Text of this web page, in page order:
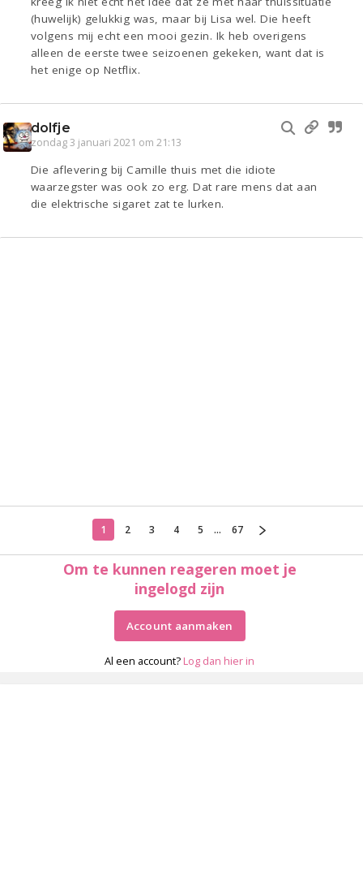
(huwelijk) gelukkig was, maar bij Lisa wel. Die heeft
volgens mij echt een mooi gezin. Ik heb overigens
alleen de eerste twee seizoenen gekeken, want dat is
het enige op Netflix.
dolfje
zondag 3 januari 2021 om 21:13
Die aflevering bij Camille thuis met die idiote
waarzegster was ook zo erg. Dat rare mens dat aan
die elektrische sigaret zat te lurken.
1 2 3 4 5 ... 67
Om te kunnen reageren moet je
ingelogd zijn
Account aanmaken
Al een account? Log dan hier in